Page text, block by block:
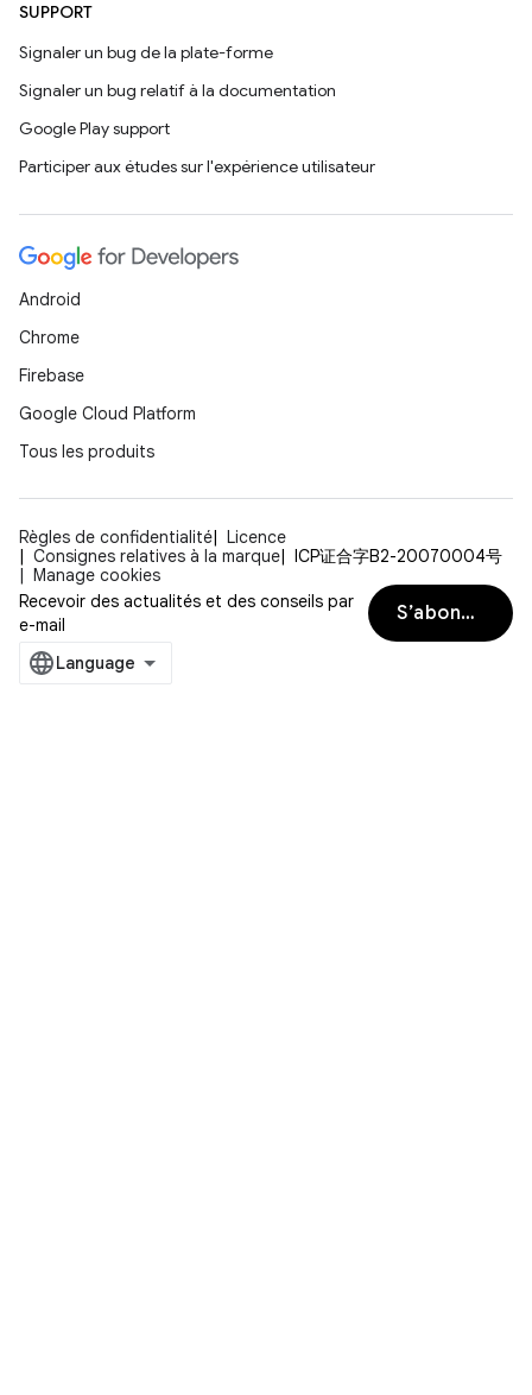
SUPPORT
Signaler un bug de la plate-forme
Signaler un bug relatif à la documentation
Google Play support
Participer aux études sur l'expérience utilisateur
Android
Chrome
Firebase
Google Cloud Platform
Tous les produits
Règles de confidentialité
Licence
Consignes relatives à la marque
ICP证合字B2-20070004号
Manage cookies
Recevoir des actualités et des conseils par
e-mail
S’abonner